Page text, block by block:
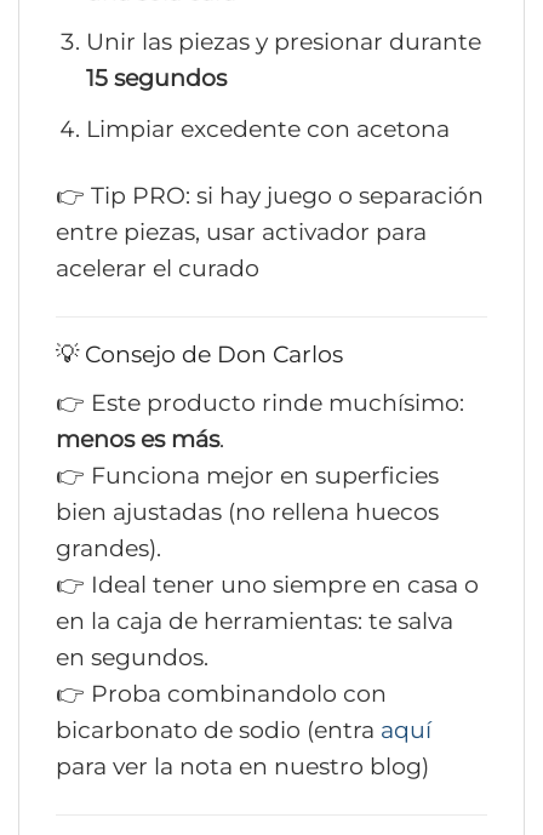
Unir las piezas y presionar durante
15 segundos
Limpiar excedente con acetona
👉 Tip PRO: si hay juego o separación
entre piezas, usar activador para
acelerar el curado
💡 Consejo de Don Carlos
👉 Este producto rinde muchísimo:
menos es más.
👉 Funciona mejor en superficies
bien ajustadas (no rellena huecos
grandes).
👉 Ideal tener uno siempre en casa o
en la caja de herramientas: te salva
en segundos.
👉 Proba combinandolo con
bicarbonato de sodio (entra aquí
para ver la nota en nuestro blog)